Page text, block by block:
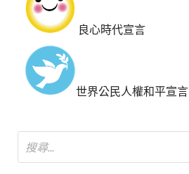
良心時代宣言
世界公民人權和平宣言